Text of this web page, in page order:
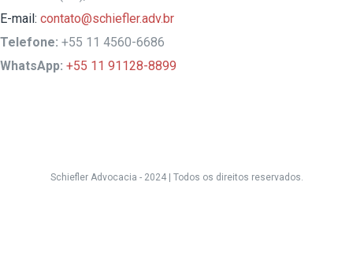
E-mail: contato@schiefler.adv.br
Telefone: +55 11 4560-6686
WhatsApp: +55 11 91128-8899
Schiefler Advocacia - 2024 | Todos os direitos reservados.